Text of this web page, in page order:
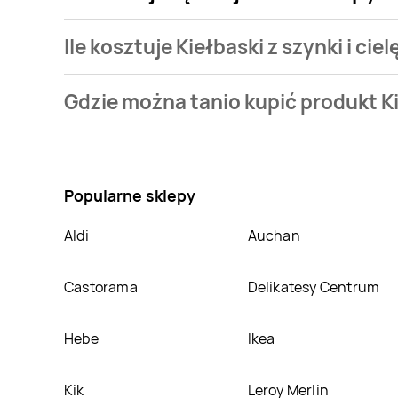
Ile kosztuje Kiełbaski z szynki i
oferta, jaką mamy w naszej bazie jest z sieci
Gdzie można tanio kupić produkt
Popularne sklepy
Aldi Auchan
Castorama Delikatesy Centrum
Hebe Ikea
Kik Leroy Merlin